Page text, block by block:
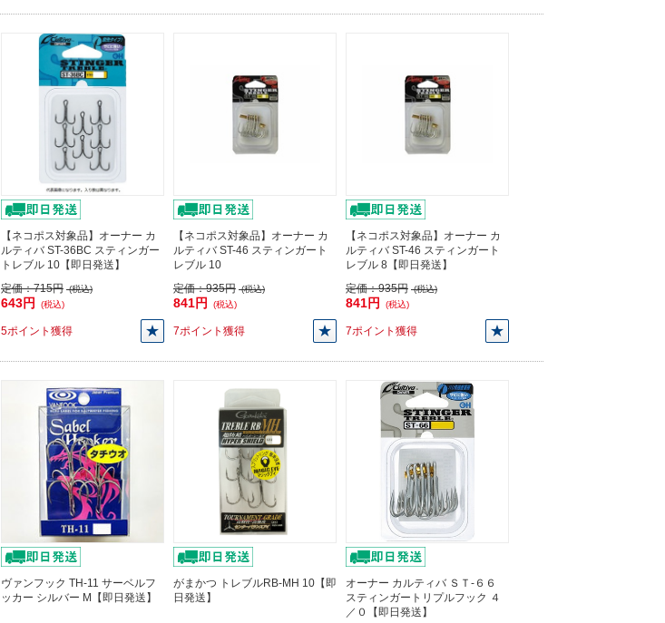
【ネコポス対象品】オーナー カ
ルティバ ST-36BC スティンガー
トレブル 10【即日発送】
定価：715円 (税込)
643円 (税込)
5ポイント獲得
【ネコポス対象品】オーナー カ
ルティバ ST-46 スティンガート
レブル 10
定価：935円 (税込)
841円 (税込)
7ポイント獲得
【ネコポス対象品】オーナー カ
ルティバ ST-46 スティンガート
レブル 8【即日発送】
定価：935円 (税込)
841円 (税込)
7ポイント獲得
ヴァンフック TH-11 サーベルフ
ッカー シルバー M【即日発送】
がまかつ トレブルRB-MH 10【即
日発送】
オーナー カルティバ ＳＴ-６６
スティンガートリプルフック ４
／０【即日発送】